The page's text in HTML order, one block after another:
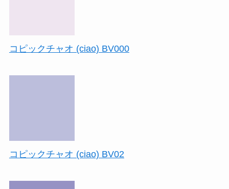
コピックチャオ (ciao) BV000
コピックチャオ (ciao) BV02